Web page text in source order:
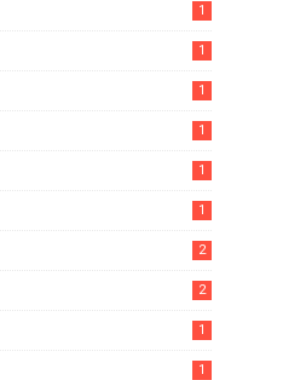
1
1
1
1
1
1
2
2
1
1